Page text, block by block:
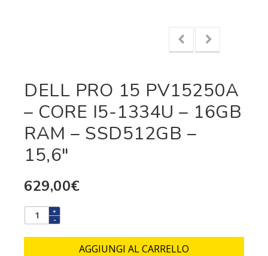
DELL PRO 15 PV15250A
– CORE I5-1334U – 16GB
RAM – SSD512GB –
15,6″
629,00€
AGGIUNGI AL CARRELLO